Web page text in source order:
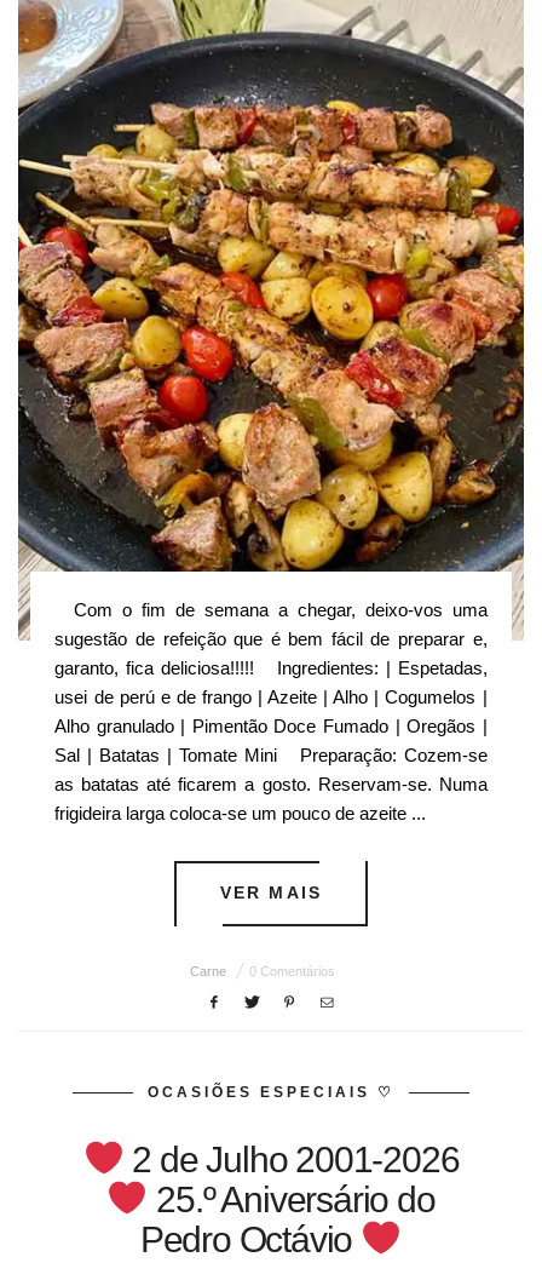
Com o fim de semana a chegar, deixo-vos uma
sugestão de refeição que é bem fácil de preparar e,
garanto, fica deliciosa!!!!! Ingredientes: | Espetadas,
usei de perú e de frango | Azeite | Alho | Cogumelos |
Alho granulado | Pimentão Doce Fumado | Oregãos |
Sal | Batatas | Tomate Mini Preparação: Cozem-se
as batatas até ficarem a gosto. Reservam-se. Numa
frigideira larga coloca-se um pouco de azeite ...
VER MAIS
Carne 0 Comentários
OCASIÕES ESPECIAIS ♡
2 de Julho 2001-2026
25.º Aniversário do
Pedro Octávio